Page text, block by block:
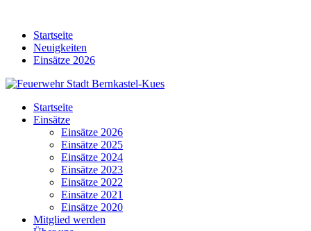
contentStartseite
Neuigkeiten
Einsätze 2026
Startseite
Einsätze
Einsätze 2026
Einsätze 2025
Einsätze 2024
Einsätze 2023
Einsätze 2022
Einsätze 2021
Einsätze 2020
Mitglied werden